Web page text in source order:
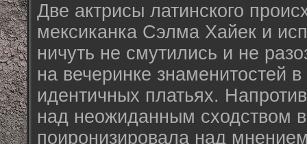
Две актрисы латинского
мексиканка Сэлма Хайек и
ничуть не смутились и не
на вечеринке знаменитостей
идентичных платьях.
над неожиданным сходством
поиронизировала над